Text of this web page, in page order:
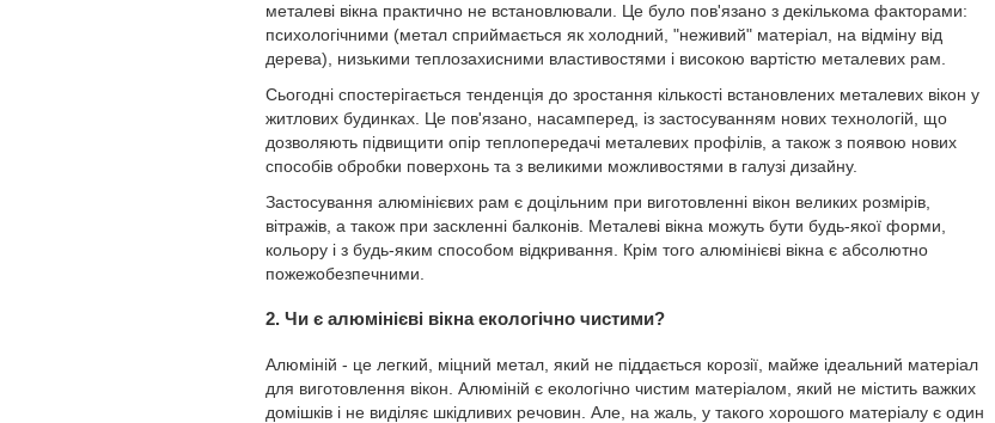
металеві вікна практично не встановлювали. Це було пов'язано з декількома факторами:
психологічними (метал сприймається як холодний, "неживий" матеріал, на відміну від
дерева), низькими теплозахисними властивостями і високою вартістю металевих рам.
Сьогодні спостерігається тенденція до зростання кількості встановлених металевих вікон у
житлових будинках. Це пов'язано, насамперед, із застосуванням нових технологій, що
дозволяють підвищити опір теплопередачі металевих профілів, а також з появою нових
способів обробки поверхонь та з великими можливостями в галузі дизайну.
Застосування алюмінієвих рам є доцільним при виготовленні вікон великих розмірів,
вітражів, а також при заскленні балконів. Металеві вікна можуть бути будь-якої форми,
кольору і з будь-яким способом відкривання. Крім того алюмінієві вікна є абсолютно
пожежобезпечними.
2. Чи є алюмінієві вікна екологічно чистими?
Алюміній - це легкий, міцний метал, який не піддається корозії, майже ідеальний матеріал
для виготовлення вікон. Алюміній є екологічно чистим матеріалом, який не містить важких
домішків і не виділяє шкідливих речовин. Але, на жаль, у такого хорошого матеріалу є один